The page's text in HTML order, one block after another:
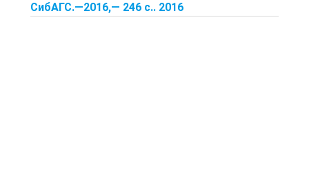
СибАГС.—2016,— 246 с.. 2016